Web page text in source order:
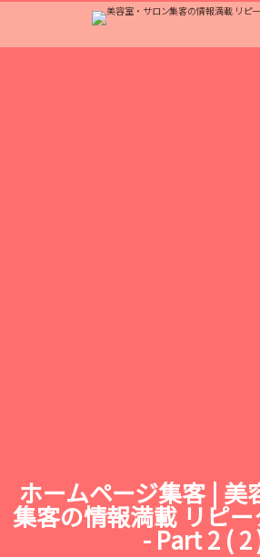
ホームページ集客 | 美
集客の情報満載 リピ
- Part 2 ( 2